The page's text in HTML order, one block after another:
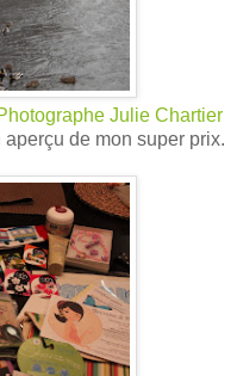
Julie Chartier
de mon super prix.